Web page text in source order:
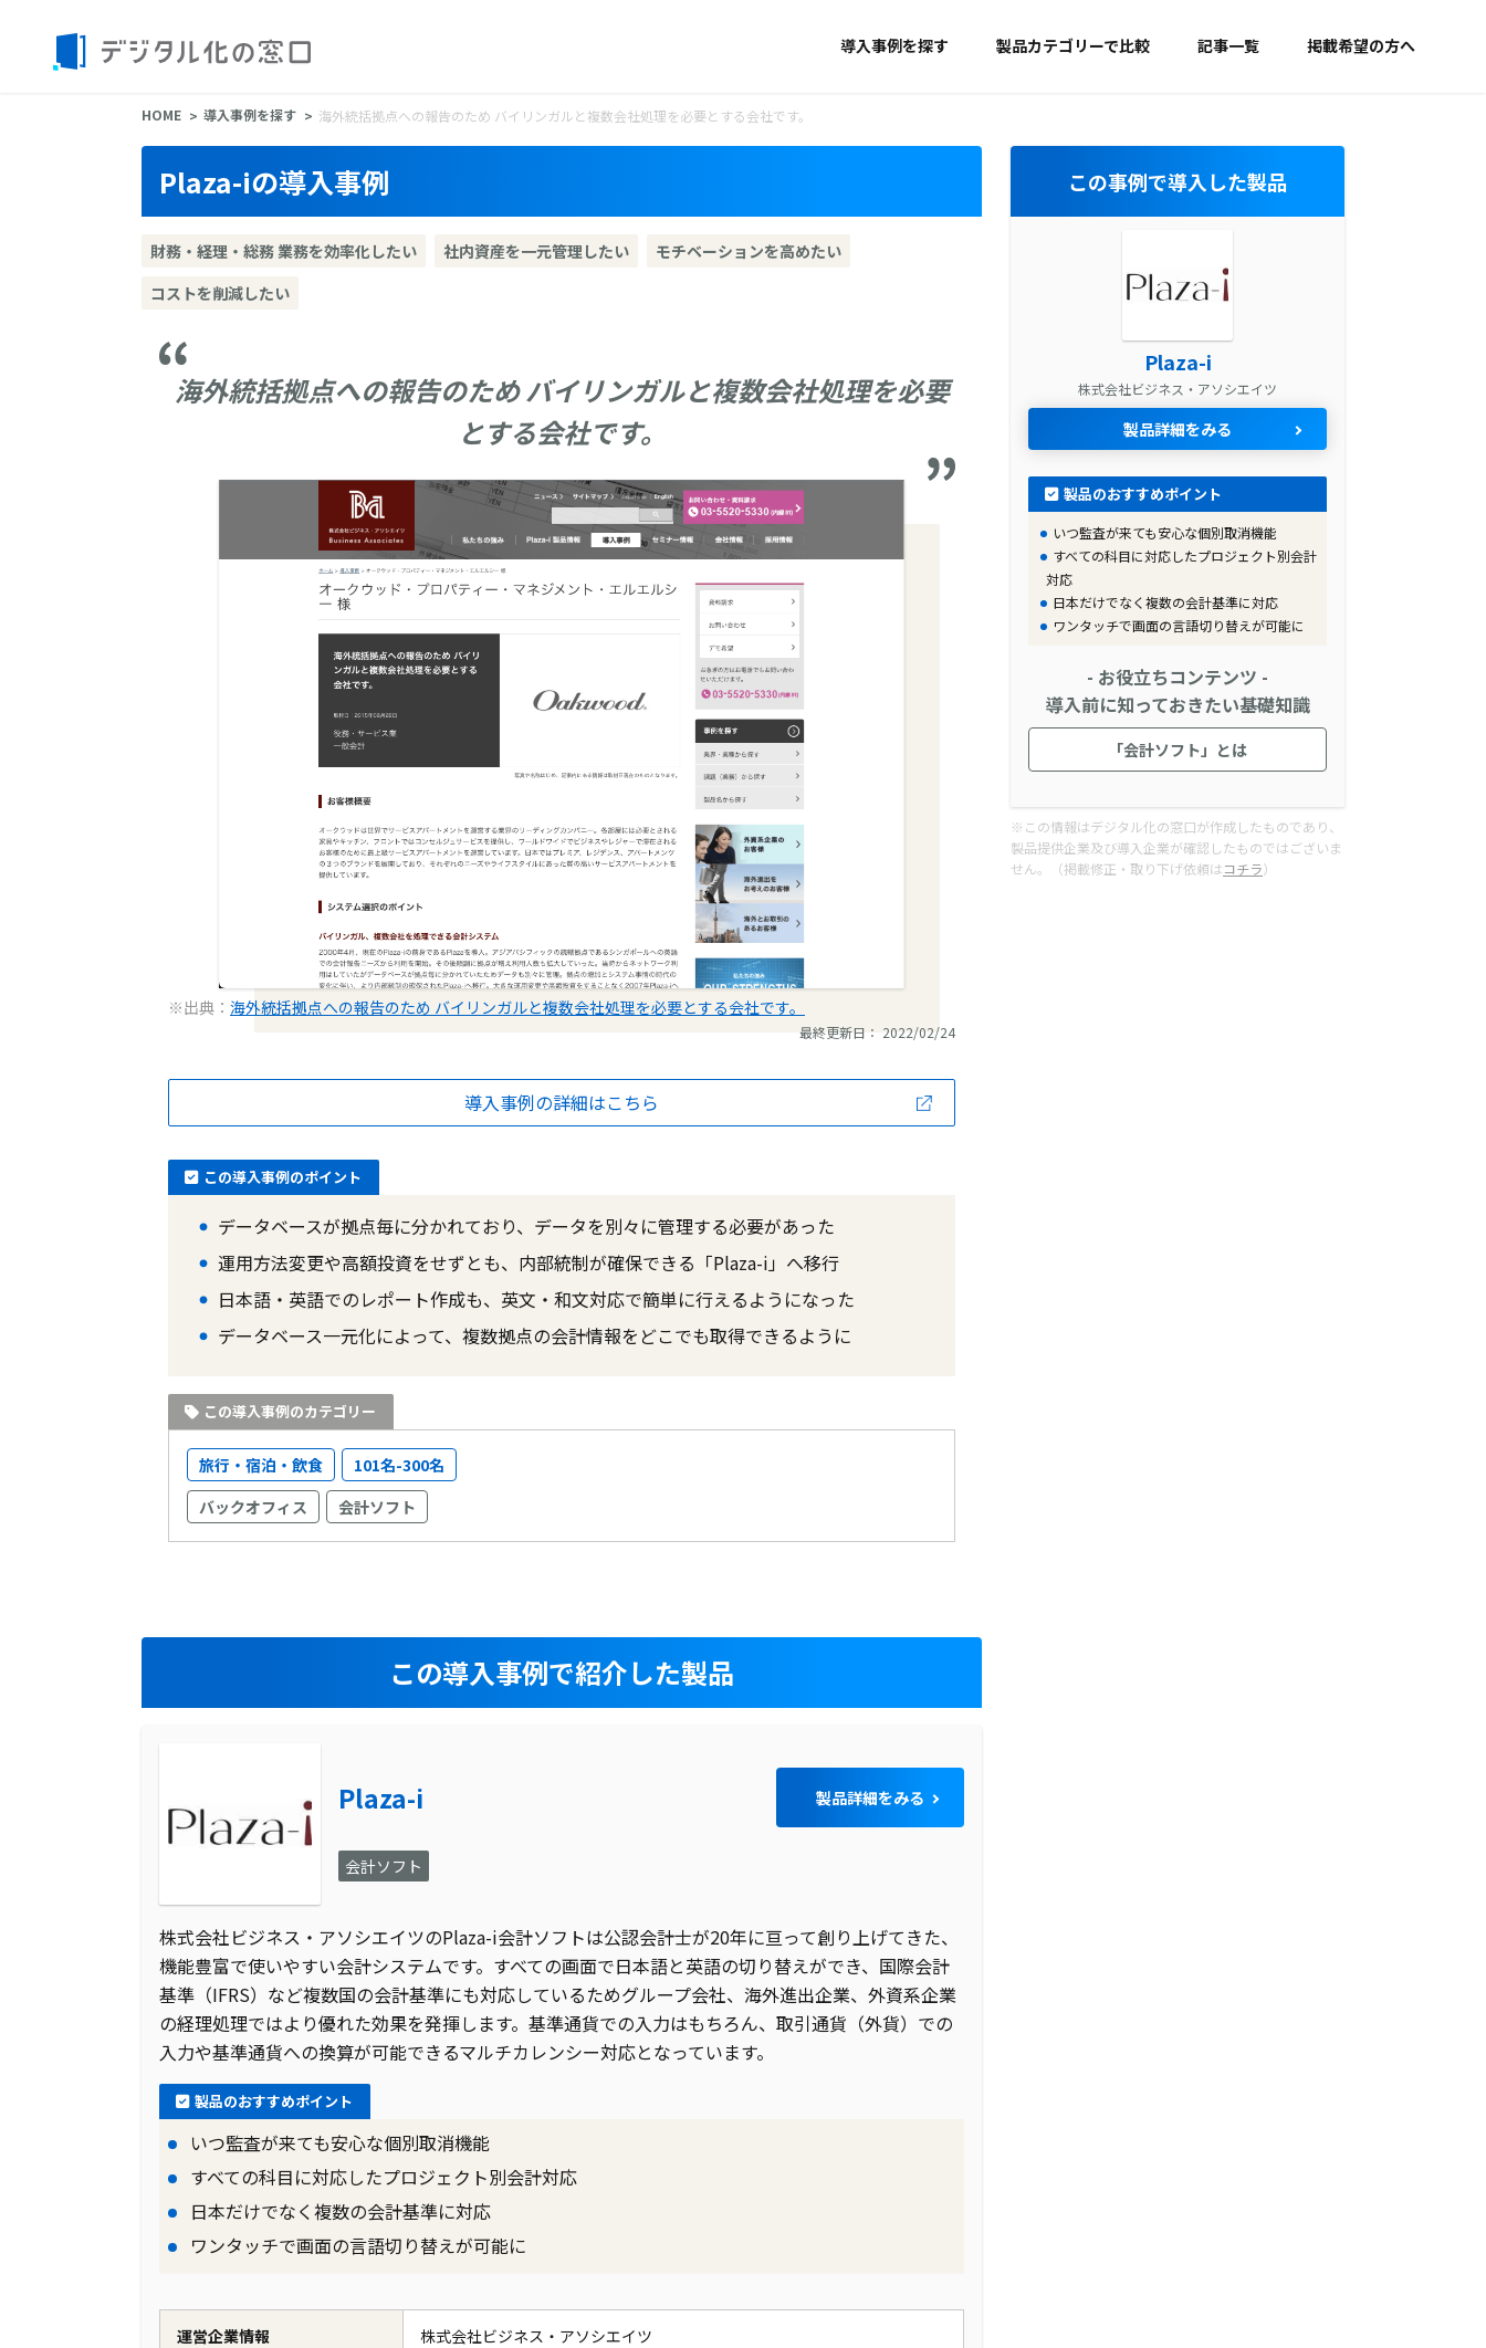
導入事例を探す 製品カテゴリーで比較 記事一覧 掲載希望の方へ
HOME 導入事例を探す 海外統括拠点への報告のため バイリンガルと複数会社処理を必要とする会社です。
Plaza-iの導入事例
財務・経理・総務 業務を効率化したい 社内資産を一元管理したい
モチベーションを高めたい
コストを削減したい
海外統括拠点への報告のため バイリンガルと複数会社処理を必要
とする会社です。
※出典： 海外統括拠点への報告のため バイリンガルと複数会社処理を必要とする会社です。
最終更新日： 2022/02/24
導入事例の詳細はこちら
この導入事例のポイント
データベースが拠点毎に分かれており、データを別々に管理する必要があった
運用方法変更や高額投資をせずとも、内部統制が確保できる「Plaza-i」へ移行
日本語・英語でのレポート作成も、英文・和文対応で簡単に行えるようになった
データベース一元化によって、複数拠点の会計情報をどこでも取得できるように
この導入事例のカテゴリー
旅行・宿泊・飲食
101名-300名
バックオフィス
会計ソフト
この導入事例で紹介した製品
Plaza-i 製品詳細をみる
会計ソフト
株式会社ビジネス・アソシエイツのPlaza-i会計ソフトは公認会計士が20年に亘って創り上げてきた、
機能豊富で使いやすい会計システムです。すべての画面で日本語と英語の切り替えができ、国際会計
基準（IFRS）など複数国の会計基準にも対応しているためグループ会社、海外進出企業、外資系企業
の経理処理ではより優れた効果を発揮します。基準通貨での入力はもちろん、取引通貨（外貨）での
入力や基準通貨への換算が可能できるマルチカレンシー対応となっています。
製品のおすすめポイント
いつ監査が来ても安心な個別取消機能
すべての科目に対応したプロジェクト別会計対応
日本だけでなく複数の会計基準に対応
ワンタッチで画面の言語切り替えが可能に
運営企業情報 株式会社ビジネス・アソシエイツ
この事例で導入した製品
Plaza-i
株式会社ビジネス・アソシエイツ
製品詳細をみる
製品のおすすめポイント
いつ監査が来ても安心な個別取消機能
すべての科目に対応したプロジェクト別会計
対応
日本だけでなく複数の会計基準に対応
ワンタッチで画面の言語切り替えが可能に
- お役立ちコンテンツ -
導入前に知っておきたい基礎知識
「会計ソフト」とは
※この情報はデジタル化の窓口が作成したものであり、
製品提供企業及び導入企業が確認したものではございま
せん。（掲載修正・取り下げ依頼はコチラ）